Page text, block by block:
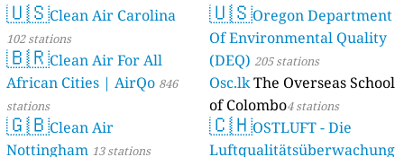
🇺🇸Clean Air Carolina
102 stations
🇧🇷Clean Air For All
African Cities | AirQo 846
stations
🇬🇧Clean Air
Nottingham 13 stations
🇺🇸Oregon Department
Of Environmental Quality
(DEQ) 205 stations
Osc.lkThe Overseas School
of Colombo4 stations
🇨🇭OSTLUFT - Die
Luftqualitätsüberwachung